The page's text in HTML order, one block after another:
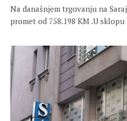
Na današnjem trgovanju na
promet od 758.198 KM .U